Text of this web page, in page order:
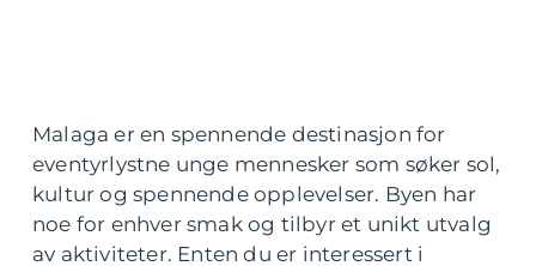
Malaga er en spennende destinasjon for
eventyrlystne unge mennesker som søker sol,
kultur og spennende opplevelser. Byen har
noe for enhver smak og tilbyr et unikt utvalg
av aktiviteter. Enten du er interessert i